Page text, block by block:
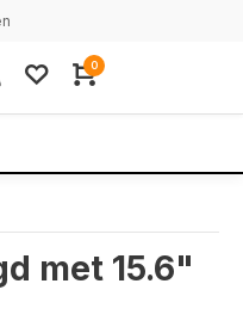
0
met 15.6"